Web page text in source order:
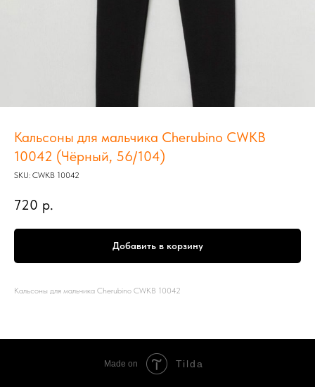
Кальсоны для мальчика Cherubino CWKB
10042 (Чёрный, 56/104)
SKU: CWKB 10042
720 р.
Добавить в корзину
Кальсоны для мальчика Cherubino CWKB 10042
Made on Tilda